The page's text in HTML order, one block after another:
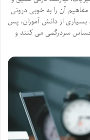
آن را به خوبی درونی
از دانش آموزان، پس
سردرگمی می کنند و